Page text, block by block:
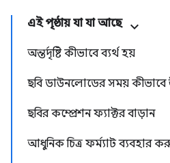
এই পৃষ্ঠায় যা যা আছে
অন্তর্দৃষ্টি কীভাবে ব্যর্থ হয়
ছবি ডাউনলোডের সময় কীভাবে
ছবির কম্প্রেশন ফ্যাক্টর বাড়ান
আধুনিক চিত্র ফর্ম্যাট ব্যবহার